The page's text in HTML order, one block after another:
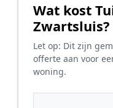
Wat kost
Let op: Dit zijn
offerte aan voor
woning.